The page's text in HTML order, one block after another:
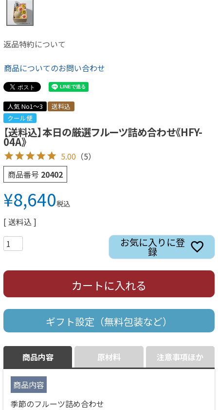
返品特約について
商品についてのお問い合わせ
人気 No1～3
送料込
クール便
【送料込】本日の厳選フルーツ詰め合わせ《HFY-
04A》
5.00 （5）
商品番号 20402
¥8,640税込
送料込
お気に入りに登
録
カートに入れる
ギフト設定（無料包装など）
商品内容
商品内容
季節のフルーツ詰め合わせ
原材料 注意事項ほか